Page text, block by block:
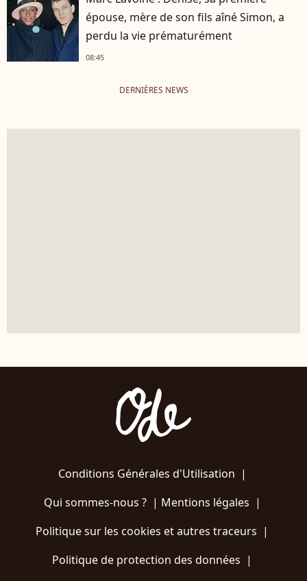
épouse, mère de son fils aîné Simon, a
perdu la vie prématurément
08:45
DERNIÈRES NEWS
Conditions Générales d'Utilisation |
Qui sommes-nous ?| Mentions légales |
Politique sur les cookies et autres traceurs |
Politique de protection des données |